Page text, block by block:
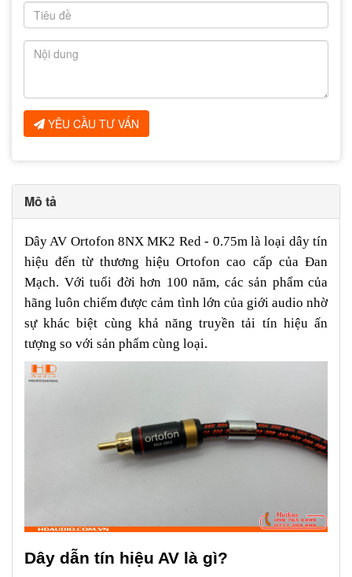
YÊU CẦU TƯ VẤN
Mô tả
Dây AV Ortofon 8NX MK2 Red - 0.75m là loại dây tín
hiệu đến từ thương hiệu Ortofon cao cấp của Đan
Mạch. Với tuổi đời hơn 100 năm, các sản phẩm của
hãng luôn chiếm được cảm tình lớn của giới audio nhờ
sự khác biệt cùng khả năng truyền tải tín hiệu ấn
tượng so với sản phẩm cùng loại.
Dây dẫn tín hiệu AV là gì?